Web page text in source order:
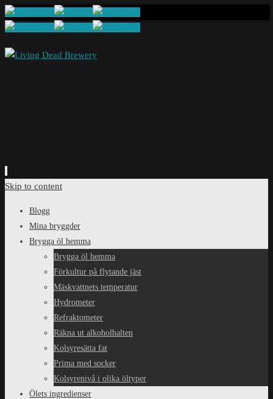
Skip to content
Blogg
Mina bryggder
Brygga öl hemma
Brygga öl hemma
Förkultur på flytande jäst
Mäskvattnets temperatur
Hydrometer
Refraktometer
Räkna ut alkoholhalten
Kolsyresätta fat
Prima med socker
Kolsyrenivå i olika öltyper
Ölets ingredienser